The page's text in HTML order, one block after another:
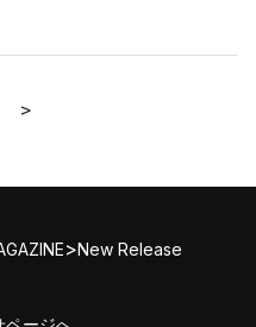
>
>New Release